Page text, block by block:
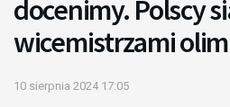
docenimy. Polscy
wicemistrzami
10 sierpnia 2024 17:05